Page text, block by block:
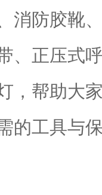
消防胶靴
、正压式
，帮助大
的工具与